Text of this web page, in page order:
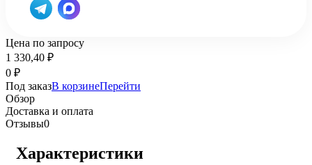
Цена по запросу
1 330,40 ₽
0 ₽
Под заказВ корзинеПерейти
Обзор
Доставка и оплата
Отзывы0
Характеристики